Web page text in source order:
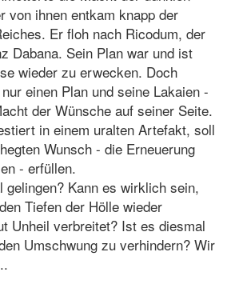
von ihnen entkam knapp der
Er floh nach Ricodum, der
Dabana. Sein Plan war und ist
wieder zu erwecken. Doch
einen Plan und seine Lakaien -
der Wünsche auf seiner Seite.
in einem uralten Artefakt, soll
Wunsch - die Erneuerung
- erfüllen.
Kann es wirklich sein,
Tiefen der Hölle wieder
Unheil verbreitet? Ist es diesmal
Umschwung zu verhindern? Wir